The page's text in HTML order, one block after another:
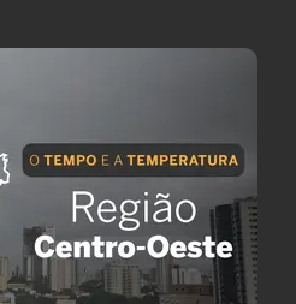
Política
Saúde
Tempo